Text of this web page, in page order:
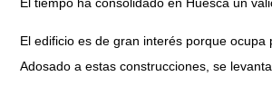
El tiempo ha consolidado en Huesca un
El edificio es de gran interés porque
Adosado a estas construcciones, se